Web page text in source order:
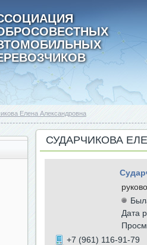
Елена Александровна
СУДАРЧИКОВА
Дата
+7 (961) 116-91-79